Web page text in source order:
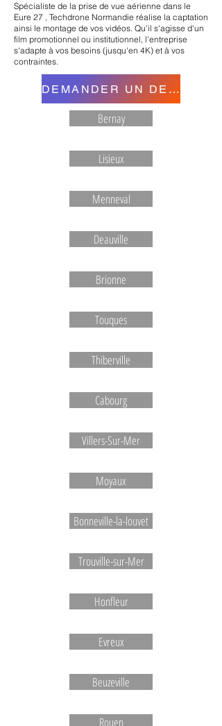
Spécialiste de la prise de vue aérienne dans le
Eure 27 , Techdrone Normandie réalise la captation
ainsi le montage de vos vidéos. Qu'il s'agisse d'un
film promotionnel ou institutionnel, l'entreprise
s'adapte à vos besoins (jusqu'en 4K) et à vos
contraintes.
DEMANDER UN DEVIS
Bernay
Lisieux
Menneval
Deauville
Brionne
Touques
Thiberville
Cabourg
Villers-Sur-Mer
Moyaux
Bonneville-la-louvet
Trouville-sur-Mer
Honfleur
Evreux
Beuzeville
Rouen